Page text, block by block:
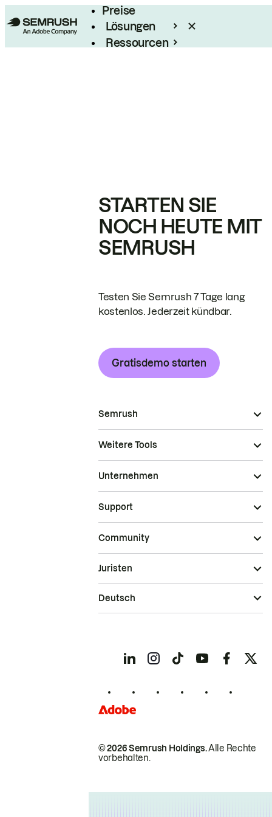
Preise
Lösungen
Ressourcen
STARTEN SIE
NOCH HEUTE MIT
SEMRUSH
Testen Sie Semrush 7 Tage lang
kostenlos. Jederzeit kündbar.
Gratisdemo starten
Semrush
Weitere Tools
Unternehmen
Support
Community
© 2026 Semrush Holdings.Alle Rechte
vorbehalten.
Juristen
Deutsch